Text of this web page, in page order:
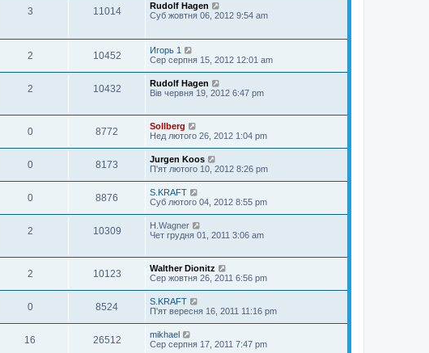
3 11014
Rudolf Hagen
Суб жовтня 06, 2012 9:54 am
2 10452
Игорь 1
Сер серпня 15, 2012 12:01 am
2 10432
Rudolf Hagen
Вів червня 19, 2012 6:47 pm
0 8772
Sollberg
Нед лютого 26, 2012 1:04 pm
0 8173
Jurgen Koos
П'ят лютого 10, 2012 8:26 pm
0 8876
S.KRAFT
Суб лютого 04, 2012 8:55 pm
2 10309
H.Wagner
Чет грудня 01, 2011 3:06 am
2 10123
Walther Dionitz
Сер жовтня 26, 2011 6:56 pm
0 8524
S.KRAFT
П'ят вересня 16, 2011 11:16 pm
16 26512
mikhael
Сер серпня 17, 2011 7:47 pm